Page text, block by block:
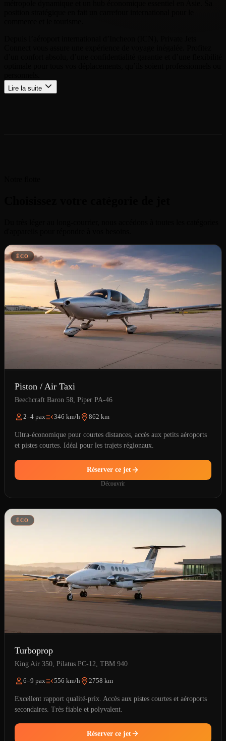
Lire la suite
ÉCO
Piston / Air Taxi
Beechcraft Baron 58, Piper PA-46
2–4 pax 346 km/h 862 km
Ultra-économique pour courtes distances, accès aux petits aéroports
et pistes courtes. Idéal pour les trajets régionaux.
Réserver ce jet
Découvrir
ÉCO
Turboprop
King Air 350, Pilatus PC-12, TBM 940
6–9 pax 556 km/h 2758 km
Excellent rapport qualité-prix. Accès aux pistes courtes et aéroports
secondaires. Très fiable et polyvalent.
Réserver ce jet